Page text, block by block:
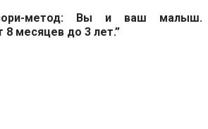
метод: Вы и ваш малыш.
8 месяцев до 3 лет.”